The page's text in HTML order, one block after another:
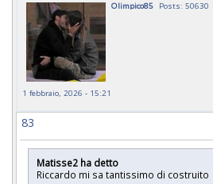
Olimpico85 Posts: 50630
1 febbraio, 2026 - 15:21
83
Matisse2 ha detto
Riccardo mi sa tantissimo di costruito